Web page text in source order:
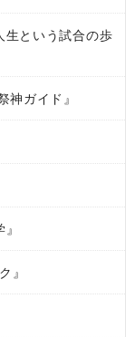
という試合の歩
ガイド』
』